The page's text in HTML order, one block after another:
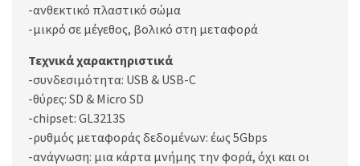
-ανθεκτικό πλαστικό σώμα
-μικρό σε μέγεθος, βολικό στη μεταφορά
Τεχνικά χαρακτηριστικά
-συνδεσιμότητα: USB & USB-C
-θύρες: SD & Micro SD
-chipset: GL3213S
-ρυθμός μεταφοράς δεδομένων: έως 5Gbps
-ανάγνωση: μια κάρτα μνήμης την φορά, όχι και οι